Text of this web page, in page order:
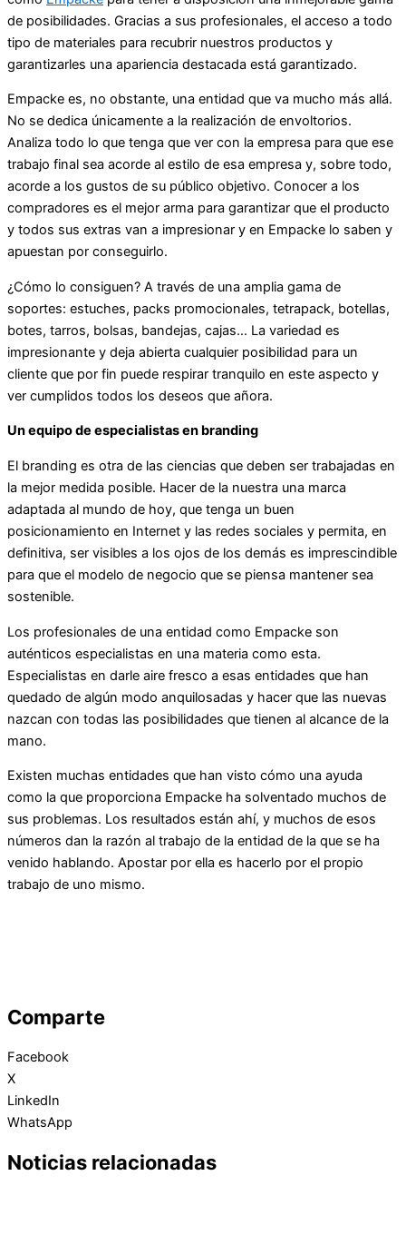
de posibilidades. Gracias a sus profesionales, el acceso a todo
tipo de materiales para recubrir nuestros productos y
garantizarles una apariencia destacada está garantizado.
Empacke es, no obstante, una entidad que va mucho más allá.
No se dedica únicamente a la realización de envoltorios.
Analiza todo lo que tenga que ver con la empresa para que ese
trabajo final sea acorde al estilo de esa empresa y, sobre todo,
acorde a los gustos de su público objetivo. Conocer a los
compradores es el mejor arma para garantizar que el producto
y todos sus extras van a impresionar y en Empacke lo saben y
apuestan por conseguirlo.
¿Cómo lo consiguen? A través de una amplia gama de
soportes: estuches, packs promocionales, tetrapack, botellas,
botes, tarros, bolsas, bandejas, cajas… La variedad es
impresionante y deja abierta cualquier posibilidad para un
cliente que por fin puede respirar tranquilo en este aspecto y
ver cumplidos todos los deseos que añora.
Un equipo de especialistas en branding
El branding es otra de las ciencias que deben ser trabajadas en
la mejor medida posible. Hacer de la nuestra una marca
adaptada al mundo de hoy, que tenga un buen
posicionamiento en Internet y las redes sociales y permita, en
definitiva, ser visibles a los ojos de los demás es imprescindible
para que el modelo de negocio que se piensa mantener sea
sostenible.
Los profesionales de una entidad como Empacke son
auténticos especialistas en una materia como esta.
Especialistas en darle aire fresco a esas entidades que han
quedado de algún modo anquilosadas y hacer que las nuevas
nazcan con todas las posibilidades que tienen al alcance de la
mano.
Existen muchas entidades que han visto cómo una ayuda
como la que proporciona Empacke ha solventado muchos de
sus problemas. Los resultados están ahí, y muchos de esos
números dan la razón al trabajo de la entidad de la que se ha
venido hablando. Apostar por ella es hacerlo por el propio
trabajo de uno mismo.
Comparte
Facebook
X
LinkedIn
WhatsApp
Noticias relacionadas